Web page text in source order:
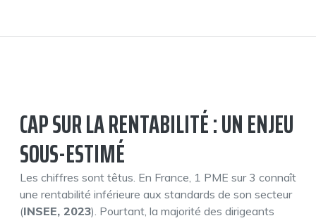
CAP SUR LA RENTABILITÉ : UN ENJEU
SOUS-ESTIMÉ
Les chiffres sont têtus. En France, 1 PME sur 3 connaît
une rentabilité inférieure aux standards de son secteur
(INSEE, 2023). Pourtant, la majorité des dirigeants